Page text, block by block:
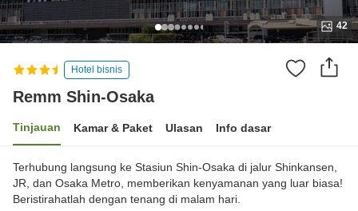
42
Hotel bisnis
Remm Shin-Osaka
Tinjauan Kamar & Paket Ulasan Info dasar
Terhubung langsung ke Stasiun Shin-Osaka di jalur Shinkansen,
JR, dan Osaka Metro, memberikan kenyamanan yang luar biasa!
Beristirahatlah dengan tenang di malam hari.